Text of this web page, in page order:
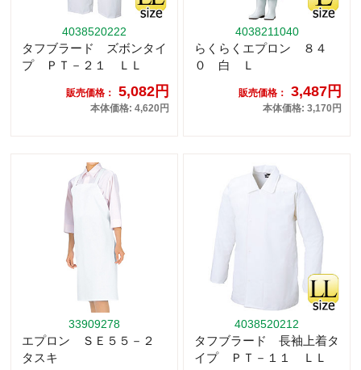
4038520222
タフブラード ズボンタイ
プ ＰＴ－２１ ＬＬ
販売価格： 5,082円
本体価格: 4,620円
4038211040
らくらくエプロン ８４
０ 白 Ｌ
販売価格： 3,487円
本体価格: 3,170円
33909278
エプロン ＳＥ５５－２
タスキ
4038520212
タフブラード 長袖上着タ
イプ ＰＴ－１１ ＬＬ